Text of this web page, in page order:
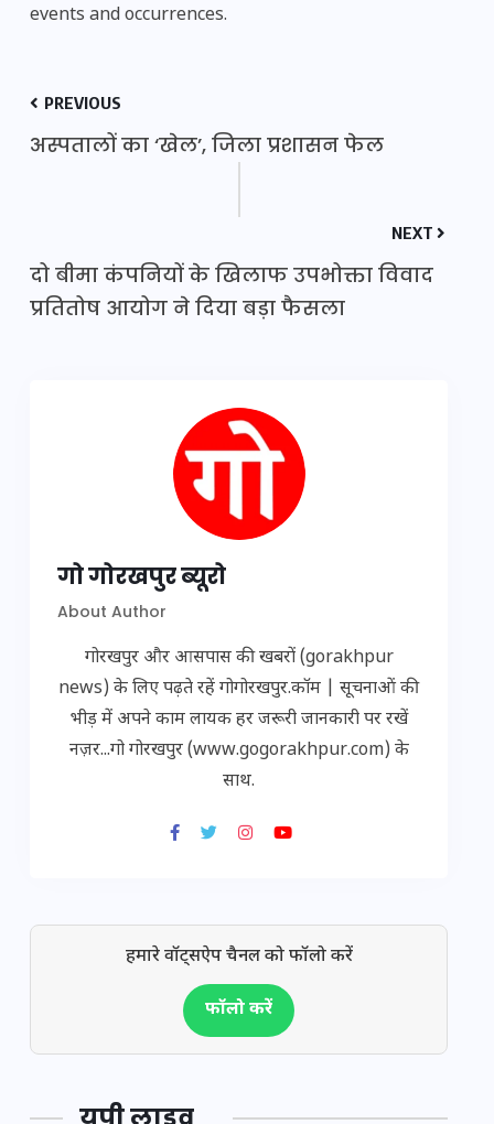
events and occurrences.
PREVIOUS
अस्पतालों का ‘खेल’, जिला प्रशासन फेल
NEXT
दो बीमा कंपनियों के खिलाफ उपभोक्ता विवाद
प्रतितोष आयोग ने दिया बड़ा फैसला
गो गोरखपुर ब्यूरो
About Author
गोरखपुर और आसपास की खबरों (gorakhpur
news) के लिए पढ़ते रहें गोगोरखपुर.कॉम | सूचनाओं की
भीड़ में अपने काम लायक हर जरूरी जानकारी पर रखें
नज़र...गो गोरखपुर (www.gogorakhpur.com) के
साथ.
हमारे वॉट्सऐप चैनल को फॉलो करें
फॉलो करें